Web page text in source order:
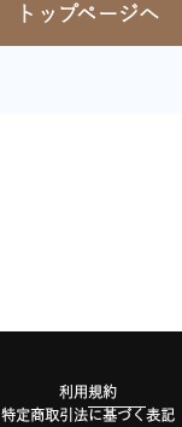
トップページへ
利用規約
特定商取引法に基づく表記